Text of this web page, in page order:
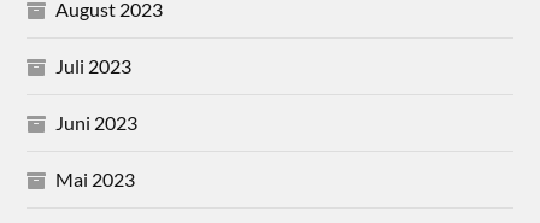
August 2023
Juli 2023
Juni 2023
Mai 2023